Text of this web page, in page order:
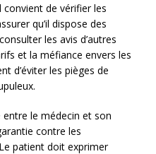
convient de vérifier les
qu’il dispose des
les avis d’autres
et la méfiance envers les
d’éviter les pièges de
le médecin et son
contre les
patient doit exprimer